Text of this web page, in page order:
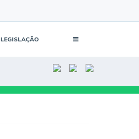
LEGISLAÇÃO